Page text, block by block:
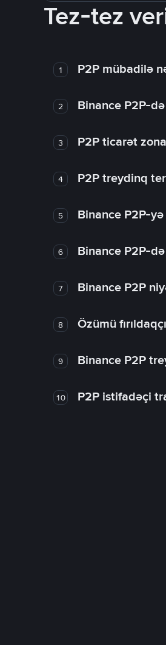
Tez-tez
1 P2P mübadilə
2 Binance P2P-
3 P2P ticarət
4 P2P treydinq
5 Binance P2P-
6 Binance P2P-
7 Binance P2P
8 Özümü
9 Binance P2P
10 P2P istifadəçi